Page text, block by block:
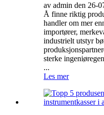
av admin den 26-
Å finne riktig
handler om mer
importører,
industrielt utstyr
sterke
...
Les mer